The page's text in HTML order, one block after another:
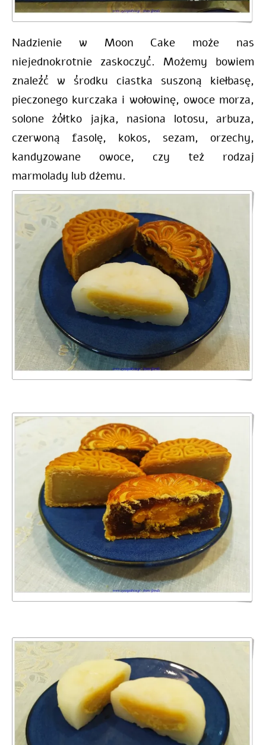
Nadzienie w Moon Cake może nas
niejednokrotnie zaskoczyć. Możemy bowiem
znaleźć w środku ciastka suszoną kiełbasę,
pieczonego kurczaka i wołowinę, owoce morza,
solone żółtko jajka, nasiona lotosu, arbuza,
czerwoną fasolę, kokos, sezam, orzechy,
kandyzowane owoce, czy też rodzaj
marmolady lub dżemu.